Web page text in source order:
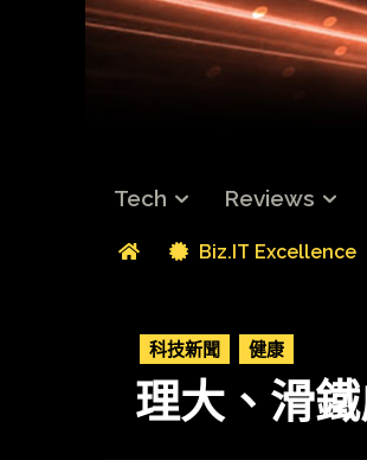
Tech Reviews
Biz.IT Excellence
科技新聞 健康
理大、滑